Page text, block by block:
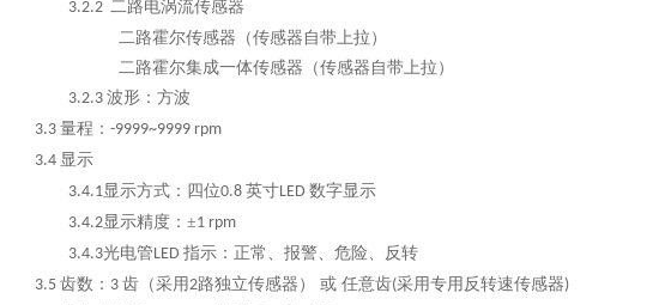
3.2.2 二路电涡流传感器
二路霍尔传感器（传感器自带上拉）
二路霍尔集成一体传感器（传感器自带上拉）
3.2.3 波形：方波
3.3 量程： -9999~9999 rpm
3.4 显示
3.4.1显示方式：四位0.8 英寸LED 数字显示
3.4.2显示精度： ±1 rpm
3.4.3光电管LED 指示：正常、报警、危险、反转
3.5 齿数： 3 齿（采用2路独立传感器） 或 任意齿(采用专用反转速传感器)